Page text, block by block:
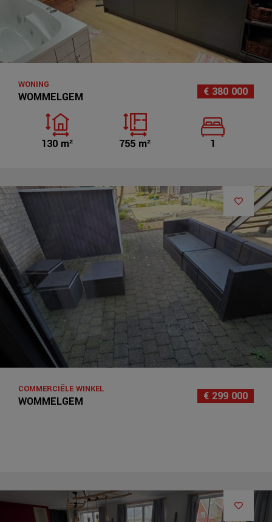
€ 380 000
WOMMELGEM
WONING
1
755 m²
130 m²
€ 299 000
WOMMELGEM
COMMERCIËLE WINKEL